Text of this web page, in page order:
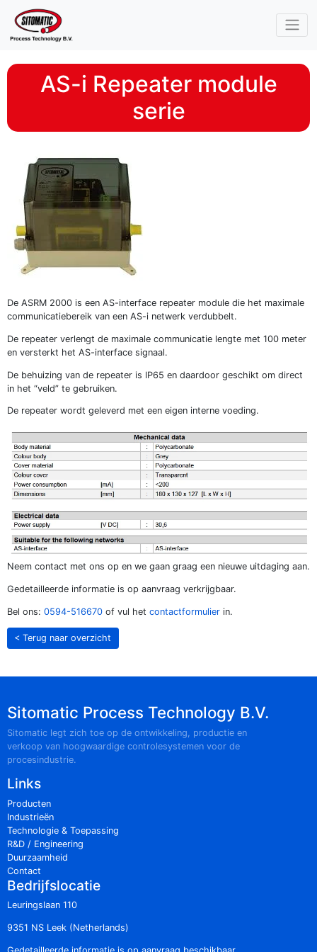
Skip navigation
AS-i Repeater module
serie
De ASRM 2000 is een AS-interface repeater module die het maximale
communicatiebereik van een AS-i netwerk verdubbelt.
De repeater verlengt de maximale communicatie lengte met 100 meter
en versterkt het AS-interface signaal.
De behuizing van de repeater is IP65 en daardoor geschikt om direct
in het “veld” te gebruiken.
De repeater wordt geleverd met een eigen interne voeding.
Neem contact met ons op en we gaan graag een nieuwe uitdaging aan.
Gedetailleerde informatie is op aanvraag verkrijgbaar.
Bel ons: 0594-516670of vul het contactformulierin.
< Terug naar overzicht
Sitomatic Process Technology B.V.
Sitomatic legt zich toe op de ontwikkeling, productie en
verkoop van hoogwaardige controlesystemen voor de
procesindustrie.
Links
Producten
Industrieën
Technologie & Toepassing
R&D / Engineering
Duurzaamheid
Contact
Bedrijfslocatie
Leuringslaan 110
9351 NS Leek (Netherlands)